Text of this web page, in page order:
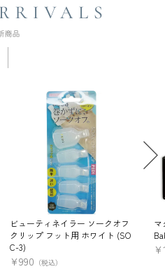
ビューティネイラー ソークオフ
クリップ フット用 ホワイト (SO
C-3)
¥990 （税込）
マ
¥